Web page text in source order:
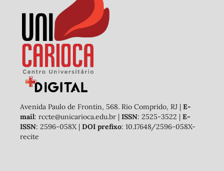
Avenida Paulo de Frontin, 568. Rio Comprido, RJ | E-
mail: rccte@unicarioca.edu.br | ISSN: 2525-3522 | E-
ISSN: 2596-058X | DOI prefixo: 10.17648/2596-058X-
recite